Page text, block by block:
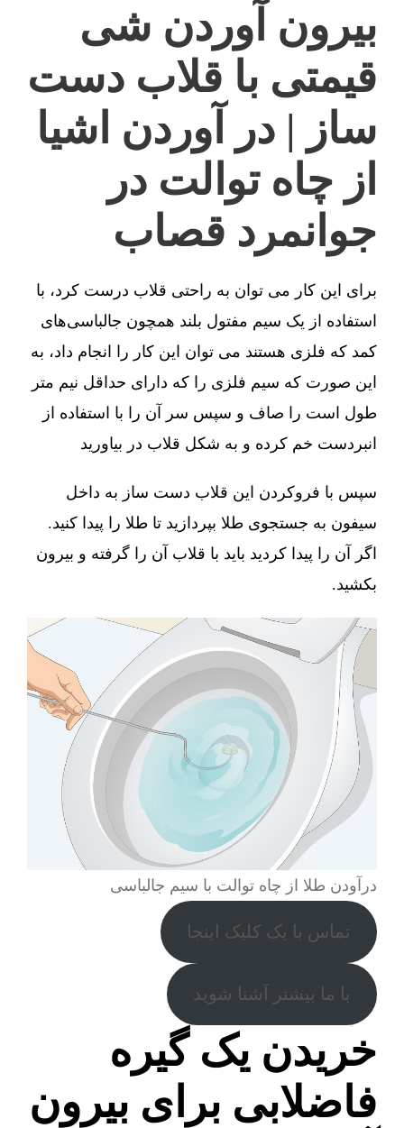
بیرون آوردن شی
قیمتی با قلاب دست
ساز | در آوردن اشیا
از چاه توالت در
جوانمرد قصاب
برای این کار می توان به راحتی قلاب درست کرد، با
استفاده از یک سیم مفتول بلند همچون جالباسی‌های
کمد که فلزی هستند می توان این کار را انجام داد، به
این صورت که سیم فلزی را که دارای حداقل نیم متر
طول است را صاف و سپس سر آن را با استفاده از
انبردست خم کرده و به شکل قلاب در بیاورید
سپس با فروکردن این قلاب دست ساز به داخل
سیفون به جستجوی طلا بپردازید تا طلا را پیدا کنید.
اگر آن را پیدا کردید باید با قلاب آن را گرفته و بیرون
بکشید.
درآودن طلا از چاه توالت با سیم جالباسی
تماس با یک کلیک اینجا
با ما بیشتر آشنا شوید
خریدن یک گیره
فاضلابی برای بیرون